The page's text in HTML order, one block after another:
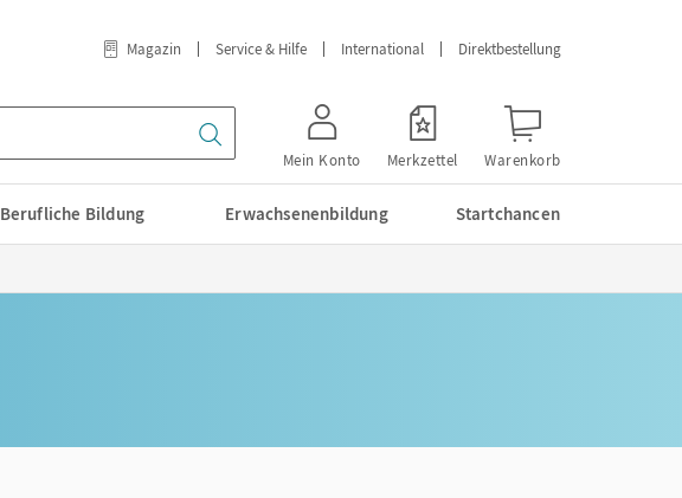
Magazin Service & Hilfe International Direktbestellung
Mein Konto Merkzettel Warenkorb
Berufliche Bildung Erwachsenenbildung Startchancen